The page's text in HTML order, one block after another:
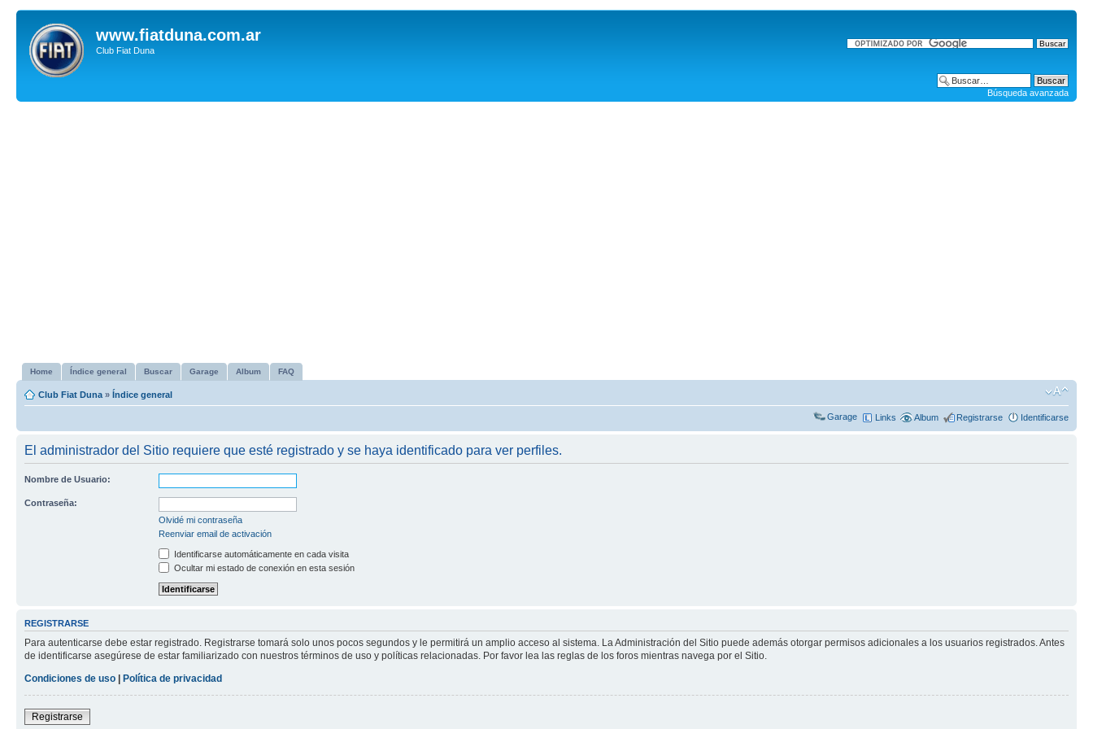
www.fiatduna.com.ar
Club Fiat Duna
Búsqueda avanzada
Home Índice general Buscar Garage Album FAQ
Club Fiat Duna » Índice general
Garage Links Album Registrarse Identificarse
El administrador del Sitio requiere que esté registrado y se haya identificado para ver perfiles.
Nombre de Usuario:
Contraseña:
Olvidé mi contraseña
Reenviar email de activación
Identificarse automáticamente en cada visita
Ocultar mi estado de conexión en esta sesión
REGISTRARSE
Para autenticarse debe estar registrado. Registrarse tomará solo unos pocos segundos y le permitirá un amplio acceso al sistema. La Administración del Sitio puede además otorgar permisos adicionales a los usuarios registrados. Antes
de identificarse asegúrese de estar familiarizado con nuestros términos de uso y políticas relacionadas. Por favor lea las reglas de los foros mientras navega por el Sitio.
Condiciones de uso | Política de privacidad
Registrarse